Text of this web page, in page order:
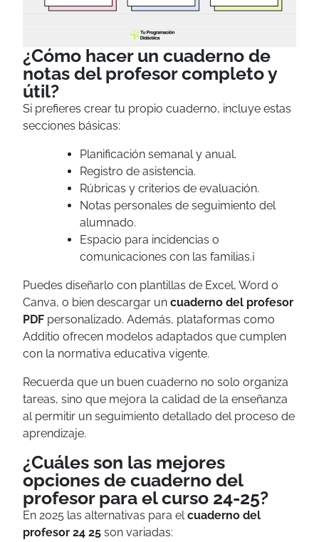
¿Cómo hacer un cuaderno de
notas del profesor completo y
útil?
Si prefieres crear tu propio cuaderno, incluye estas
secciones básicas:
Planificación semanal y anual.
Registro de asistencia.
Rúbricas y criterios de evaluación.
Notas personales de seguimiento del
alumnado.
Espacio para incidencias o
comunicaciones con las familias.¡
Puedes diseñarlo con plantillas de Excel, Word o
Canva, o bien descargar un cuaderno del profesor
PDF personalizado. Además, plataformas como
Additio ofrecen modelos adaptados que cumplen
con la normativa educativa vigente.
Recuerda que un buen cuaderno no solo organiza
tareas, sino que mejora la calidad de la enseñanza
al permitir un seguimiento detallado del proceso de
aprendizaje.
¿Cuáles son las mejores
opciones de cuaderno del
profesor para el curso 24-25?
En 2025 las alternativas para elcuaderno del
profesor 24 25 son variadas: